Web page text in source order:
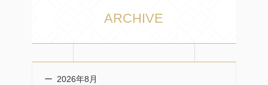
ARCHIVE
2026年8月